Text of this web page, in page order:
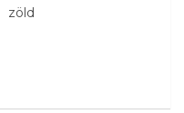
zöld